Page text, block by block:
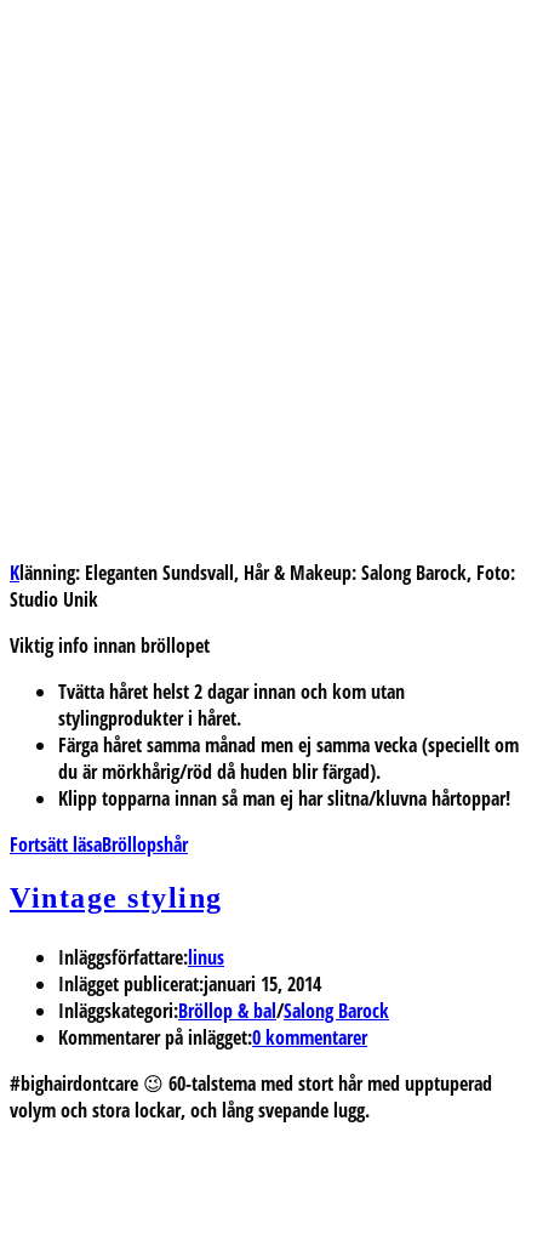
Klänning: Eleganten Sundsvall, Hår & Makeup: Salong Barock, Foto:
Studio Unik
Viktig info innan bröllopet
Tvätta håret helst 2 dagar innan och kom utan
stylingprodukter i håret.
Färga håret samma månad men ej samma vecka (speciellt om
du är mörkhårig/röd då huden blir färgad).
Klipp topparna innan så man ej har slitna/kluvna hårtoppar!
Fortsätt läsaBröllopshår
Vintage styling
Inläggsförfattare:linus
Inlägget publicerat:januari 15, 2014
Inläggskategori:Bröllop & bal/Salong Barock
Kommentarer på inlägget:0 kommentarer
#bighairdontcare 😉 60-talstema med stort hår med upptuperad
volym och stora lockar, och lång svepande lugg.